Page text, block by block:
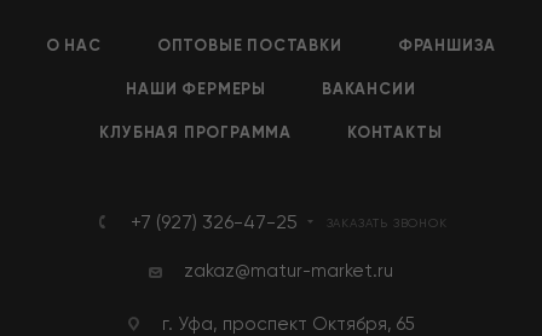
О НАС ОПТОВЫЕ ПОСТАВКИ ФРАНШИЗА
НАШИ ФЕРМЕРЫ ВАКАНСИИ
КЛУБНАЯ ПРОГРАММА КОНТАКТЫ
+7 (927) 326-47-25 ЗАКАЗАТЬ ЗВОНОК
zakaz@matur-market.ru
г. Уфа, проспект Октября, 65